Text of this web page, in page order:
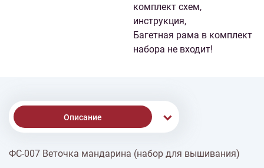
комплект схем,
инструкция,
Багетная рама в комплект
набора не входит!
Описание
% Скидки
ФС-007 Веточка мандарина (набор для вышивания)